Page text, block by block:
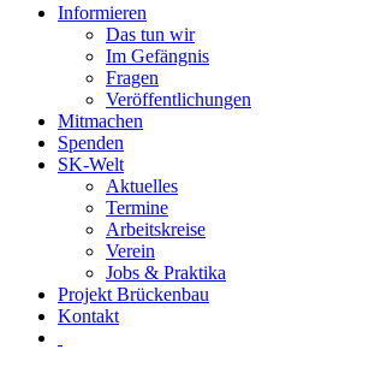
Informieren
Das tun wir
Im Gefängnis
Fragen
Veröffentlichungen
Mitmachen
Spenden
SK-Welt
Aktuelles
Termine
Arbeitskreise
Verein
Jobs & Praktika
Projekt Brückenbau
Kontakt